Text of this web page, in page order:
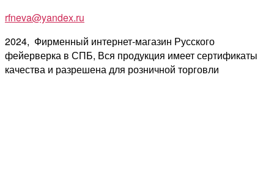
rfneva@yandex.ru
2024, Фирменный интернет-магазин Русского
фейерверка в СПБ, Вся продукция имеет сертификаты
качества и разрешена для розничной торговли